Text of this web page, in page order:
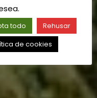
todo
Rehusar
de cookies